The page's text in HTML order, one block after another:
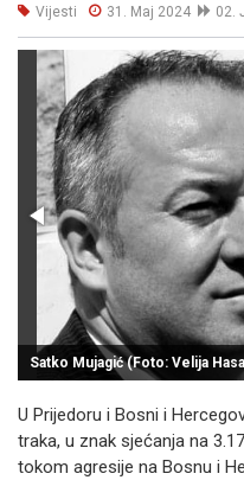
Vijesti 31. Maj 2024 02.
Satko Mujagić (Foto: Velija
U Prijedoru i Bosni i
traka, u znak sjećanja na
tokom agresije na Bosnu i